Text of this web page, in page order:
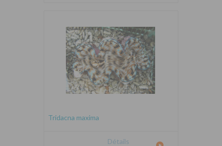
Tridacna maxima
Détails